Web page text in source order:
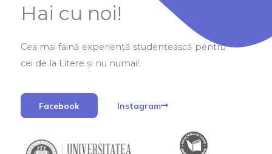
Hai cu noi!
Cea mai faină experiență studențească pentru
cei de la Litere și nu numai!
Facebook Instagram